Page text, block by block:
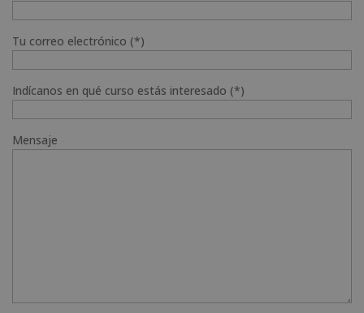
Tu correo electrónico (*)
Indícanos en qué curso estás interesado (*)
Mensaje